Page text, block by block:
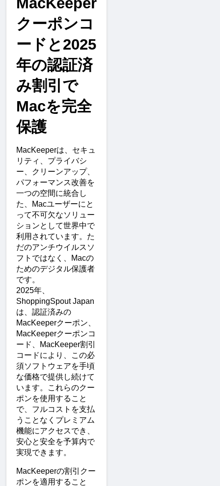
クーポンコ
ードと2025
年の認証済
み割引で
Macを完全
保護
MacKeeperは、セキュ
リティ、プライバシ
ー、クリーンアップ、
パフォーマンス改善を
一つの空間に統合し
た、Macユーザーにと
って不可欠なソリュー
ションとして世界中で
利用されています。た
だのアンチウイルスソ
フトではなく、Macの
ためのデジタル保護者
です。
2025年、
ShoppingSpout Japan
は、認証済みの
MacKeeperクーポン、
MacKeeperクーポンコ
ード、MacKeeper割引
コードにより、この必
須ソフトウェアを手頃
な価格で提供し続けて
います。これらのクー
ポンを使用すること
で、フルコストを支払
うことなくプレミアム
機能にアクセスでき、
安心と安全を予算内で
実現できます。
MacKeeperの割引クー
ポンを適用すること